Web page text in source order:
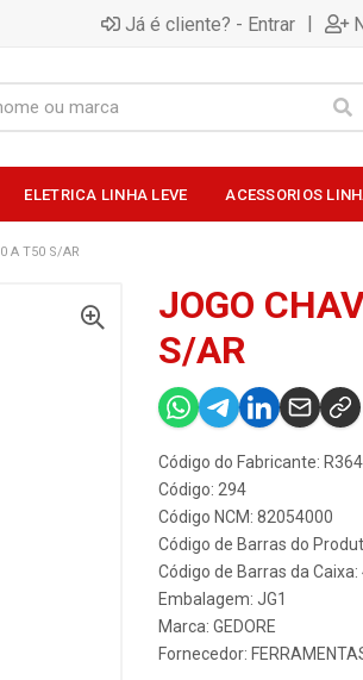
Já é cliente? - Entrar |
ELETRICA LINHA LEVE ACESSORIOS
A T50 S/AR
JOGO
S/AR
Código do Fabricante:
Código: 294
Código NCM: 82054000
Código de Barras do
Código de Barras da
Embalagem: JG1
Marca: GEDORE
Fornecedor: